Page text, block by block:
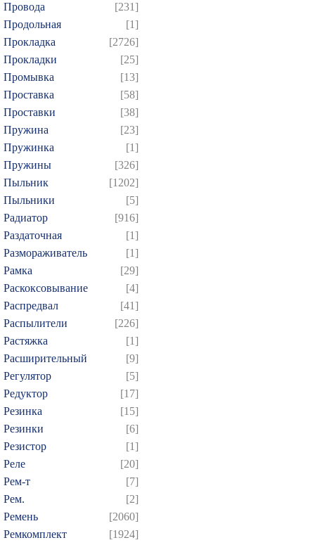
Провода
[231]
Продольная
[1]
Прокладка
[2726]
Прокладки
[25]
Промывка
[13]
Проставка
[58]
Проставки
[38]
Пружина
[23]
Пружинка
[1]
Пружины
[326]
Пыльник
[1202]
Пыльники
[5]
Радиатор
[916]
Раздаточная
[1]
Размораживатель
[1]
Рамка
[29]
Раскоксовывание
[4]
Распредвал
[41]
Распылители
[226]
Растяжка
[1]
Расширительный
[9]
Регулятор
[5]
Редуктор
[17]
Резинка
[15]
Резинки
[6]
Резистор
[1]
Реле
[20]
Рем-т
[7]
Рем.
[2]
Ремень
[2060]
Ремкомплект
[1924]